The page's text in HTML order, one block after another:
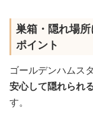
巣箱・隠れ場
ポイント
ゴールデンハムス
安心して隠れられ
す。